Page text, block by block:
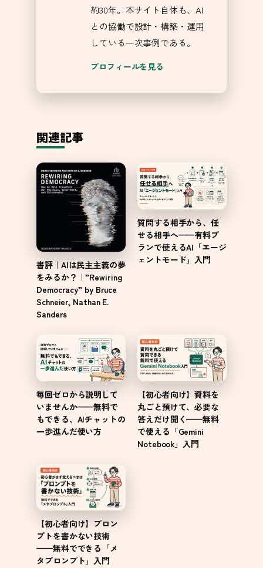
約30年。本サイト自体も、AI
との協働で設計・構築・運用
している一次事例である。
プロフィールを見る
関連記事
書評｜AIは民主主義の夢
をみるか？｜”Rewiring
Democracy” by Bruce
Schneier, Nathan E.
Sanders
質問する相手から、任
せる相手へ——有料プ
ランで使えるAI「エージ
ェントモード」入門
毎回ゼロから説明して
いませんか——無料で
もできる、AIチャットの
一歩進んだ使い方
【初心者向け】資料を
丸ごと預けて、必要な
答えだけ聞く——無料
で使える「Gemini
Notebook」入門
【初心者向け】プロン
プトを書かない技術
——無料でできる「メ
タプロンプト」入門